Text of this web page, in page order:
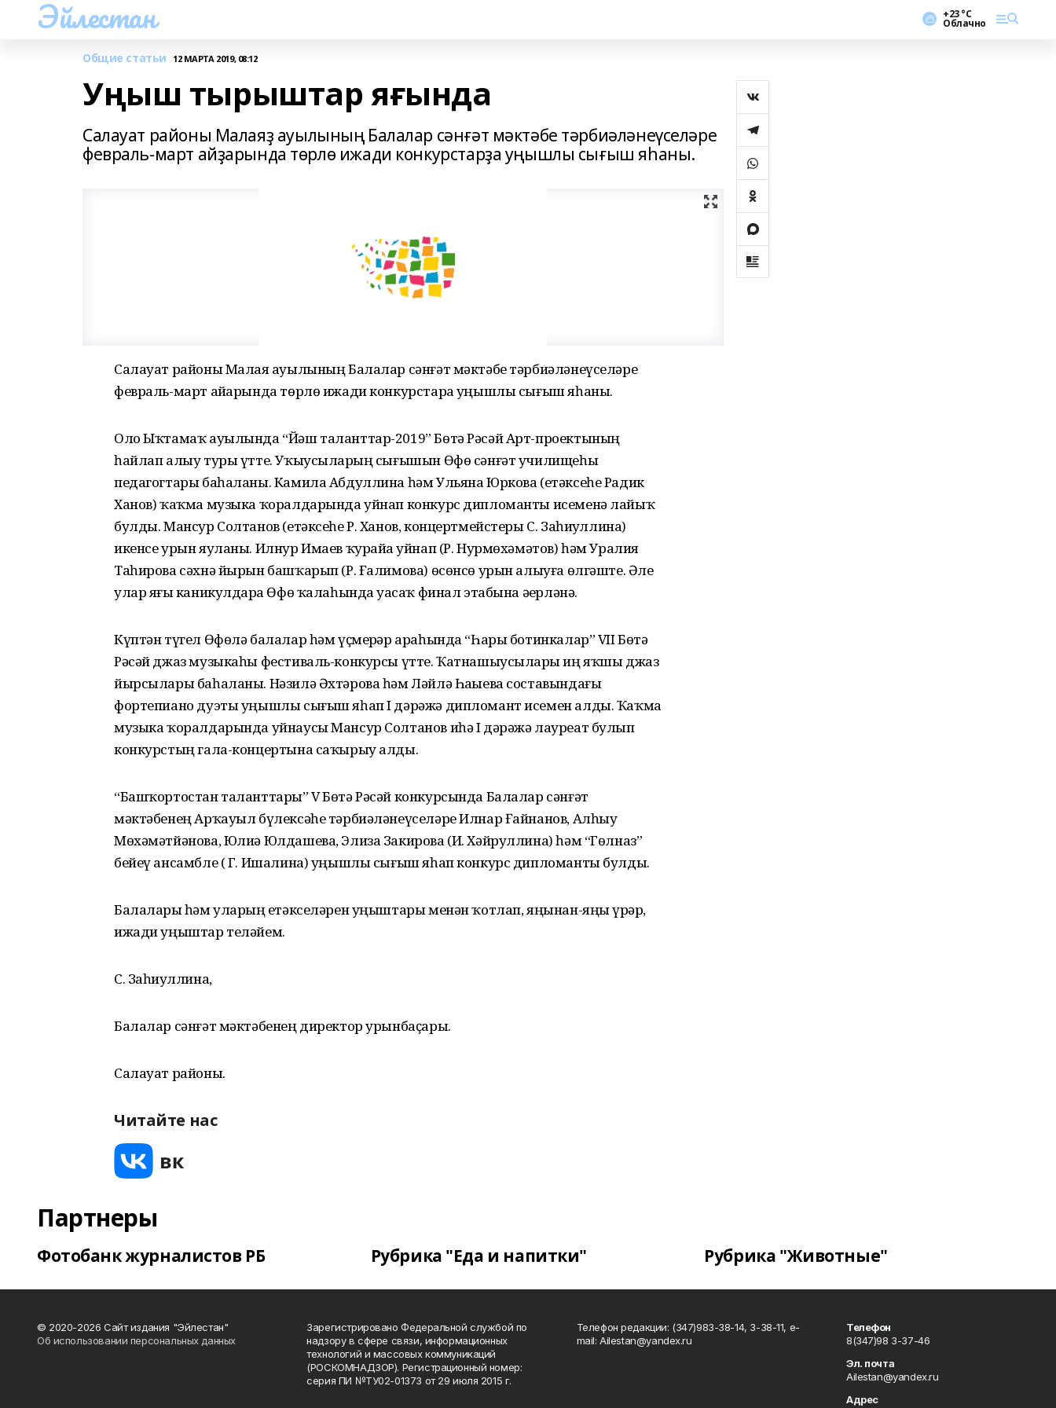
Эйлестан +23 °С
Облачно
Общие статьи 12 МАРТА 2019, 08:12
Уңыш тырыштар яғында
Салауат районы Малаяҙ ауылының Балалар сәнғәт мәктәбе тәрбиәләнеүселәре
февраль-март айҙарында төрлө ижади конкурстарҙа уңышлы сығыш яһаны.
Салауат районы Малаяҙ ауылының Балалар сәнғәт мәктәбе тәрбиәләнеүселәре
февраль-март айҙарында төрлө ижади конкурстарҙа уңышлы сығыш яһаны.
Оло Ыҡтамаҡ ауылында “Йәш таланттар-2019” Бөтә Рәсәй Арт-проектының
һайлап алыу туры үтте. Уҡыусыларҙың сығышын Өфө сәнғәт училищеһы
педагогтары баһаланы. Камила Абдуллина һәм Ульяна Юркова (етәксеһе Радик
Ханов) ҡаҡма музыка ҡоралдарында уйнап конкурс дипломанты исеменә лайыҡ
булды. Мансур Солтанов (етәксеһе Р. Ханов, концертмейстеры С. Заһиҙуллина)
икенсе урын яуланы. Илнур Имаев ҡурайҙа уйнап (Р. Нурмөхәмәтов) һәм Уралия
Таһирова сәхнә йырын башҡарып (Р. Ғалимова) өсөнсө урын алыуға өлгәште. Әле
улар яҙғы каникулдарҙа Өфө ҡалаһында уҙасаҡ финал этабына әҙерләнә.
Күптән түгел Өфөлә балалар һәм үҫмерҙәр араһында “Һары ботинкалар” VII Бөтә
Рәсәй джаз музыкаһы фестиваль-конкурсы үтте. Ҡатнашыусыларҙы иң яҡшы джаз
йырсылары баһаланы. Нәзилә Әхтәрова һәм Ләйлә Һаҙыева составындағы
фортепиано дуэты уңышлы сығыш яһап I дәрәжә дипломант исемен алды. Ҡаҡма
музыка ҡоралдарында уйнаусы Мансур Солтанов иһә I дәрәжә лауреат булып
конкурстың гала-концертына саҡырыу алды.
“Башҡортостан таланттары” V Бөтә Рәсәй конкурсында Балалар сәнғәт
мәктәбенең Арҡауыл бүлексәһе тәрбиәләнеүселәре Илнар Ғайнанов, Алһыу
Мөхәмәтйәнова, Юлиә Юлдашева, Элиза Закирова (И. Хәйруллина) һәм “Гөлназ”
бейеү ансамбле ( Г. Ишалина) уңышлы сығыш яһап конкурс дипломанты булды.
Балаларҙы һәм уларҙың етәкселәрен уңыштары менән ҡотлап, яңынан-яңы үрҙәр,
ижади уңыштар теләйем.
С. Заһиҙуллина,
Балалар сәнғәт мәктәбенең директор урынбаҫары.
Салауат районы.
Читайте нас
Партнеры
Фотобанк журналистов РБ Рубрика "Еда и напитки" Рубрика "Животные"
© 2020-2026 Сайт издания "Эйлестан"
Об использовании персональных данных
Зарегистрировано Федеральной службой по
надзору в сфере связи, информационных
технологий и массовых коммуникаций
(РОСКОМНАДЗОР). Регистрационный номер:
серия ПИ №ТУ02-01373 от 29 июля 2015 г.
Телефон редакции: (347)983-38-14, 3-38-11, e-
mail: Ailestan@yandex.ru
Телефон
8(347)98 3-37-46
Эл. почта
Ailestan@yandex.ru
Адрес